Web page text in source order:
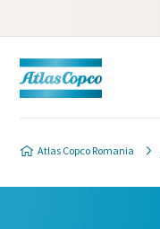
Atlas Copco Romania